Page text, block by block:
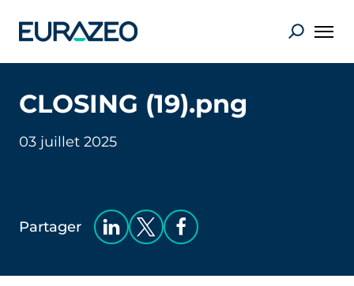
CLOSING (19).png
03 juillet 2025
Partager